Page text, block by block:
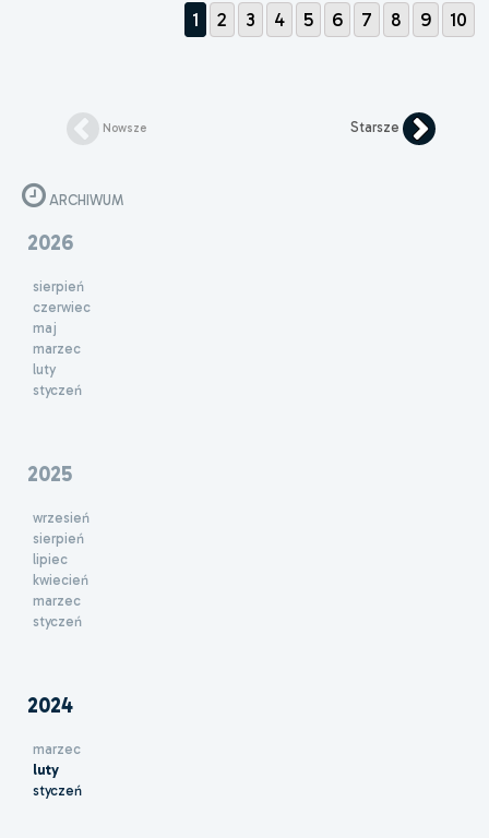
1 2 3 4 5 6 7 8 9 10
Nowsze Starsze
ARCHIWUM
2026
sierpień
czerwiec
maj
marzec
luty
styczeń
2025
wrzesień
sierpień
lipiec
kwiecień
marzec
styczeń
2024
marzec
luty
styczeń